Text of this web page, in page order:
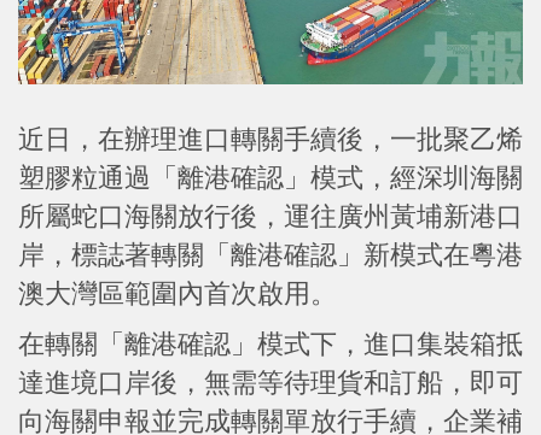
近日，在辦理進口轉關手續後，一批聚乙烯
塑膠粒通過「離港確認」模式，經深圳海關
所屬蛇口海關放行後，運往廣州黃埔新港口
岸，標誌著轉關「離港確認」新模式在粵港
澳大灣區範圍內首次啟用。
在轉關「離港確認」模式下，進口集裝箱抵
達進境口岸後，無需等待理貨和訂船，即可
向海關申報並完成轉關單放行手續，企業補